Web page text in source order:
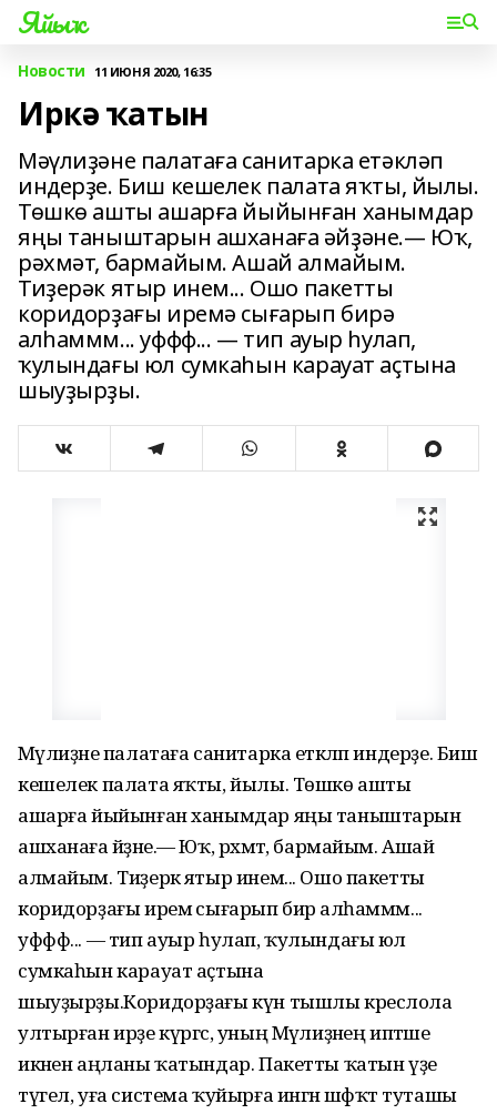
Яйыҡ
Новости 11 ИЮНЯ 2020, 16:35
Иркә ҡатын
Мәүлиҙәне палатаға санитарка етәкләп
индерҙе. Биш кешелек палата яҡты, йылы.
Төшкө ашты ашарға йыйынған ханымдар
яңы таныштарын ашханаға әйҙәне.— Юҡ,
рәхмәт, бармайым. Ашай алмайым.
Тиҙерәк ятыр инем... Ошо пакетты
коридорҙағы иремә сығарып бирә
алһаммм... уффф... — тип ауыр һулап,
ҡулындағы юл сумкаһын карауат аҫтына
шыуҙырҙы.
Мәүлиҙәне палатаға санитарка етәкләп индерҙе. Биш
кешелек палата яҡты, йылы. Төшкө ашты
ашарға йыйынған ханымдар яңы таныштарын
ашханаға әйҙәне.— Юҡ, рәхмәт, бармайым. Ашай
алмайым. Тиҙерәк ятыр инем... Ошо пакетты
коридорҙағы иремә сығарып бирә алһаммм...
уффф... — тип ауыр һулап, ҡулындағы юл
сумкаһын карауат аҫтына
шыуҙырҙы.Коридорҙағы күн тышлы креслола
ултырған ирҙе күргәс, уның Мәүлиҙәнең иптәше
икәнен аңланы ҡатындар. Пакетты ҡатын үҙе
түгел, уға система ҡуйырға ингән шәфҡәт туташы